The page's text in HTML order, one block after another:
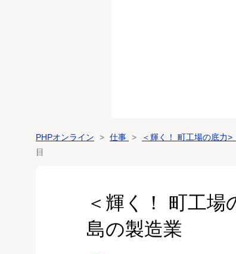
PHPオンライン 仕事 ＜輝く！ 町工場の底力
目
＜輝く！ 町工
島の製造業